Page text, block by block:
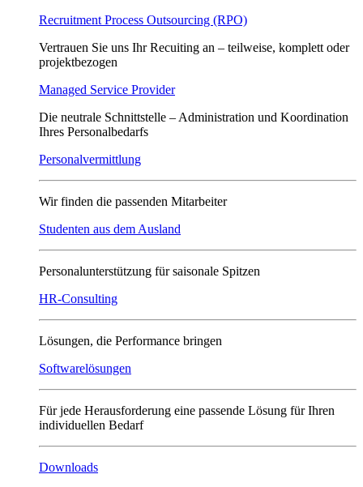
Recruitment Process Outsourcing (RPO)
Vertrauen Sie uns Ihr Recuiting an – teilweise, komplett oder
projektbezogen
Managed Service Provider
Die neutrale Schnittstelle – Administration und Koordination
Ihres Personalbedarfs
Personalvermittlung
Wir finden die passenden Mitarbeiter
Studenten aus dem Ausland
Personalunterstützung für saisonale Spitzen
HR-Consulting
Lösungen, die Performance bringen
Softwarelösungen
Für jede Herausforderung eine passende Lösung für Ihren
individuellen Bedarf
Downloads